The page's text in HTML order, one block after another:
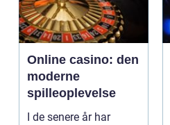
Online casino: den
moderne
spilleoplevelse
I de senere år har